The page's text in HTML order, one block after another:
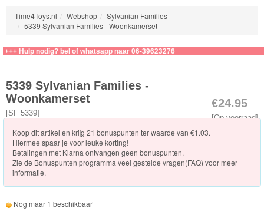
Baby
Kapsalon
School/Kinderopvang
Vakantie
Winkels
Dokter/Tandarts
en
Time4Toys.nl Webshop
Sylvanian Families
5339 Sylvanian Families - Woonkamerset
Hulp nodig? bel of whatsapp naar 06-39623276
€24.95
[Op voorraad]
5339 Sylvanian Families -
Woonkamerset
[SF 5339]
Koop dit artikel en krijg 21 bonuspunten ter waarde van €1.03.
Hiermee spaar je voor leuke korting!
Betalingen met Klarna ontvangen geen bonuspunten.
Zie de Bonuspunten programma veel gestelde vragen(FAQ) voor meer
informatie.
Nog maar 1 beschikbaar